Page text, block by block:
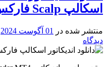
اسکالپ Scalp فارکس | yang Trder MT4
منتشر شده در 01 آگوست 2024
دیدگاه